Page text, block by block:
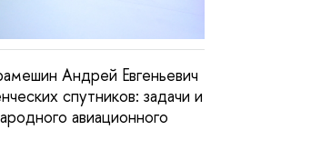
Андрей Евгеньевич
спутников: задачи и
авиационного